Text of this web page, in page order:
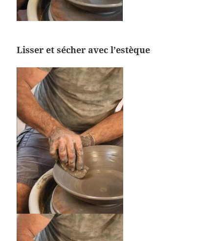
Lisser et sécher avec l’estèque